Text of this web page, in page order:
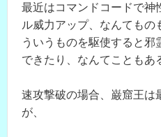
最近はコマンドコードで神
ル威力アップ、なんてもの
ういうものを駆使すると邪
できたり、なんてこともあ
速攻撃破の場合、巌窟王は
が、